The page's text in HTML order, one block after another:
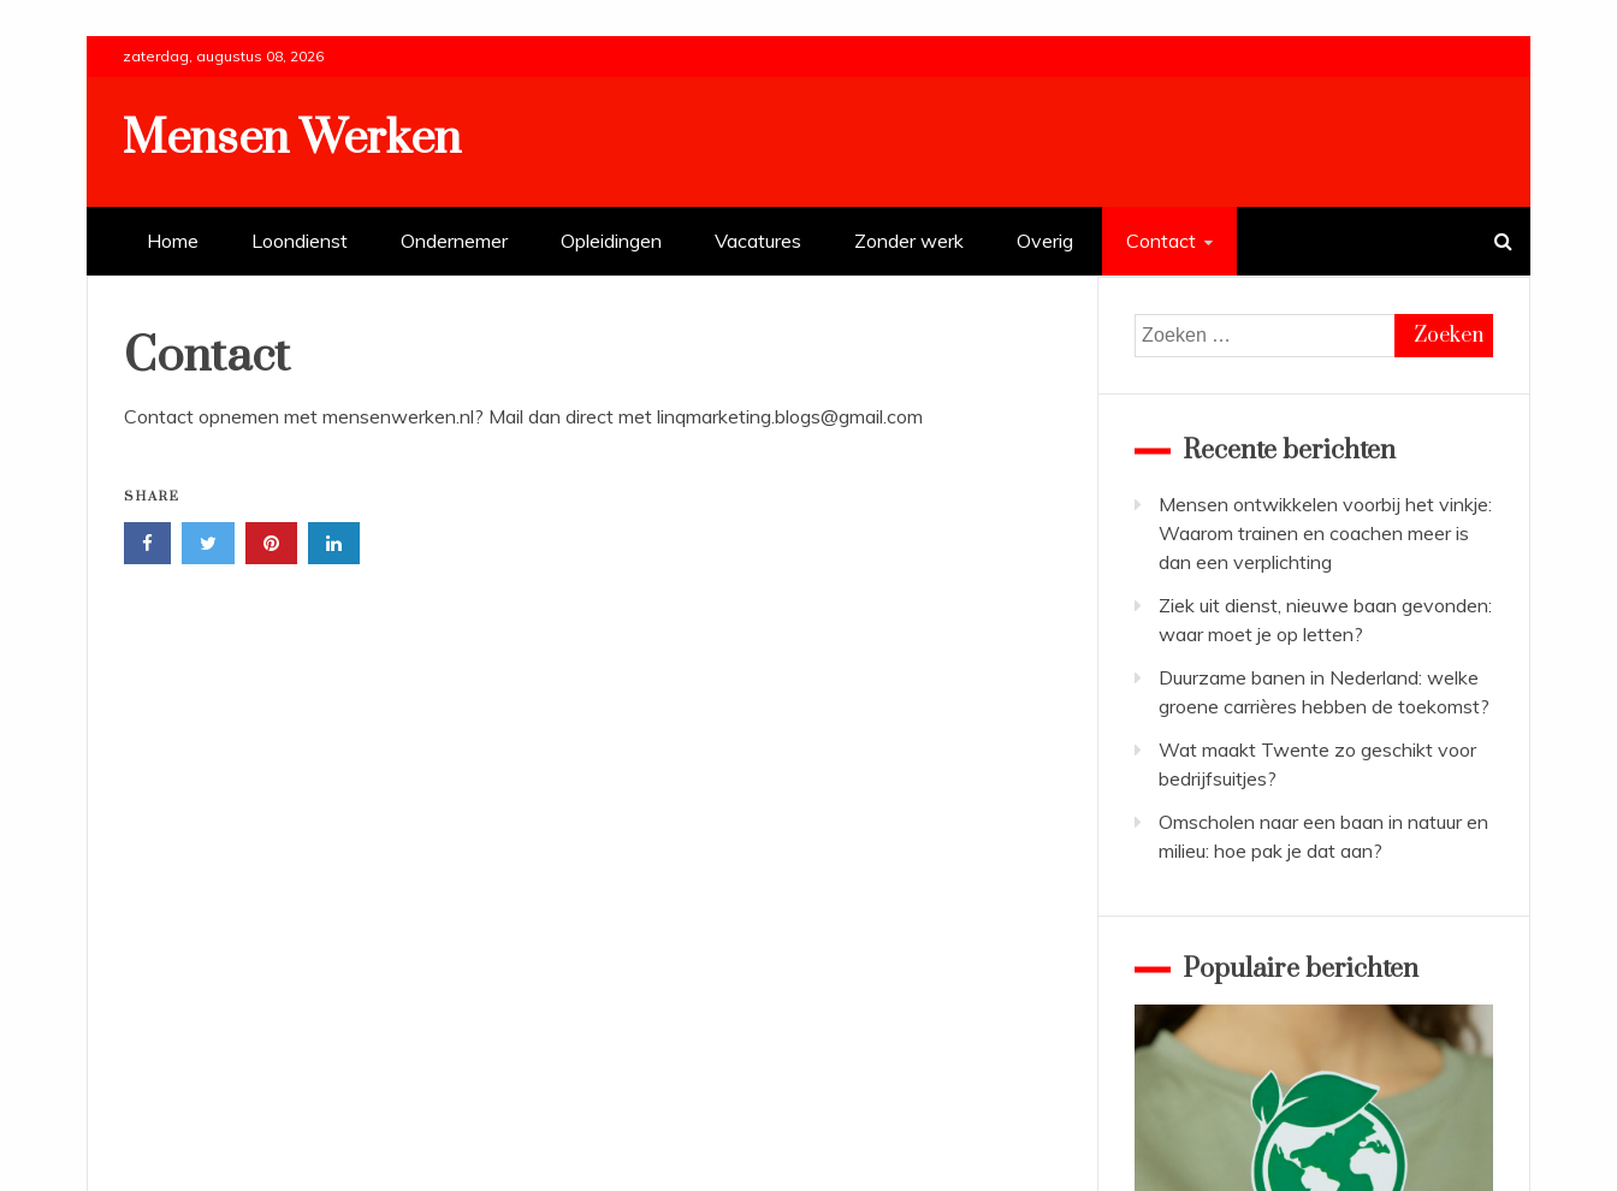
content
zaterdag, augustus 08, 2026
Mensen Werken
Home Loondienst Ondernemer Opleidingen Vacatures Zonder werk Overig Contact
Contact
Contact opnemen met mensenwerken.nl? Mail dan direct met linqmarketing.blogs@gmail.com
SHARE
Zoeken
naar:
Recente berichten
Mensen ontwikkelen voorbij het vinkje:
Waarom trainen en coachen meer is
dan een verplichting
Ziek uit dienst, nieuwe baan gevonden:
waar moet je op letten?
Duurzame banen in Nederland: welke
groene carrières hebben de toekomst?
Wat maakt Twente zo geschikt voor
bedrijfsuitjes?
Omscholen naar een baan in natuur en
milieu: hoe pak je dat aan?
Populaire berichten